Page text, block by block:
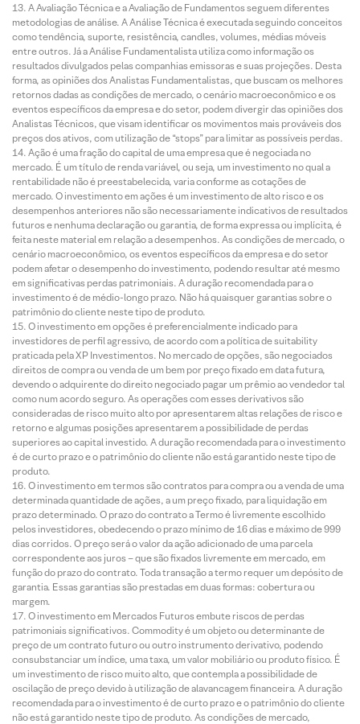
A Avaliação Técnica e a Avaliação de Fundamentos seguem diferentes
metodologias de análise. A Análise Técnica é executada seguindo conceitos
como tendência, suporte, resistência, candles, volumes, médias móveis
entre outros. Já a Análise Fundamentalista utiliza como informação os
resultados divulgados pelas companhias emissoras e suas projeções. Desta
forma, as opiniões dos Analistas Fundamentalistas, que buscam os melhores
retornos dadas as condições de mercado, o cenário macroeconômico e os
eventos específicos da empresa e do setor, podem divergir das opiniões dos
Analistas Técnicos, que visam identificar os movimentos mais prováveis dos
preços dos ativos, com utilização de “stops” para limitar as possíveis perdas.
Ação é uma fração do capital de uma empresa que é negociada no
mercado. É um título de renda variável, ou seja, um investimento no qual a
rentabilidade não é preestabelecida, varia conforme as cotações de
mercado. O investimento em ações é um investimento de alto risco e os
desempenhos anteriores não são necessariamente indicativos de resultados
futuros e nenhuma declaração ou garantia, de forma expressa ou implícita, é
feita neste material em relação a desempenhos. As condições de mercado, o
cenário macroeconômico, os eventos específicos da empresa e do setor
podem afetar o desempenho do investimento, podendo resultar até mesmo
em significativas perdas patrimoniais. A duração recomendada para o
investimento é de médio-longo prazo. Não há quaisquer garantias sobre o
patrimônio do cliente neste tipo de produto.
O investimento em opções é preferencialmente indicado para
investidores de perfil agressivo, de acordo com a política de suitability
praticada pela XP Investimentos. No mercado de opções, são negociados
direitos de compra ou venda de um bem por preço fixado em data futura,
devendo o adquirente do direito negociado pagar um prêmio ao vendedor tal
como num acordo seguro. As operações com esses derivativos são
consideradas de risco muito alto por apresentarem altas relações de risco e
retorno e algumas posições apresentarem a possibilidade de perdas
superiores ao capital investido. A duração recomendada para o investimento
é de curto prazo e o patrimônio do cliente não está garantido neste tipo de
produto.
O investimento em termos são contratos para compra ou a venda de uma
determinada quantidade de ações, a um preço fixado, para liquidação em
prazo determinado. O prazo do contrato a Termo é livremente escolhido
pelos investidores, obedecendo o prazo mínimo de 16 dias e máximo de 999
dias corridos. O preço será o valor da ação adicionado de uma parcela
correspondente aos juros – que são fixados livremente em mercado, em
função do prazo do contrato. Toda transação a termo requer um depósito de
garantia. Essas garantias são prestadas em duas formas: cobertura ou
margem.
O investimento em Mercados Futuros embute riscos de perdas
patrimoniais significativos. Commodity é um objeto ou determinante de
preço de um contrato futuro ou outro instrumento derivativo, podendo
consubstanciar um índice, uma taxa, um valor mobiliário ou produto físico. É
um investimento de risco muito alto, que contempla a possibilidade de
oscilação de preço devido à utilização de alavancagem financeira. A duração
recomendada para o investimento é de curto prazo e o patrimônio do cliente
não está garantido neste tipo de produto. As condições de mercado,